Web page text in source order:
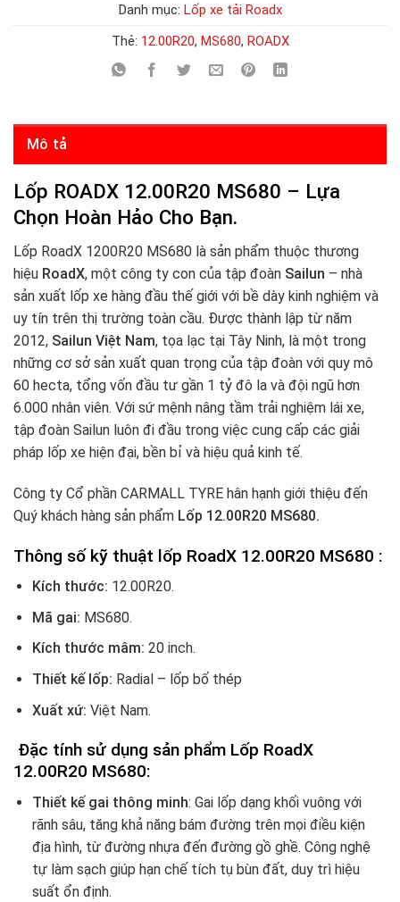
Danh mục: Lốp xe tải Roadx
Thẻ: 12.00R20, MS680, ROADX
Mô tả
Lốp ROADX 12.00R20 MS680 – Lựa
Chọn Hoàn Hảo Cho Bạn.
Lốp RoadX 1200R20 MS680 là sản phẩm thuộc thương
hiệu RoadX, một công ty con của tập đoàn Sailun – nhà
sản xuất lốp xe hàng đầu thế giới với bề dày kinh nghiệm và
uy tín trên thị trường toàn cầu. Được thành lập từ năm
2012, Sailun Việt Nam, tọa lạc tại Tây Ninh, là một trong
những cơ sở sản xuất quan trọng của tập đoàn với quy mô
60 hecta, tổng vốn đầu tư gần 1 tỷ đô la và đội ngũ hơn
6.000 nhân viên. Với sứ mệnh nâng tầm trải nghiệm lái xe,
tập đoàn Sailun luôn đi đầu trong việc cung cấp các giải
pháp lốp xe hiện đại, bền bỉ và hiệu quả kinh tế.
Công ty Cổ phần CARMALL TYRE hân hạnh giới thiệu đến
Quý khách hàng sản phẩm Lốp 12.00R20 MS680.
Thông số kỹ thuật lốp RoadX 12.00R20 MS680 :
Kích thước: 12.00R20.
Mã gai: MS680.
Kích thước mâm: 20 inch.
Thiết kế lốp: Radial – lốp bố thép
Xuất xứ: Việt Nam.
Đặc tính sử dụng sản phẩm Lốp RoadX
12.00R20 MS680:
Thiết kế gai thông minh: Gai lốp dạng khối vuông với
rãnh sâu, tăng khả năng bám đường trên mọi điều kiện
địa hình, từ đường nhựa đến đường gồ ghề. Công nghệ
tự làm sạch giúp hạn chế tích tụ bùn đất, duy trì hiệu
suất ổn định.